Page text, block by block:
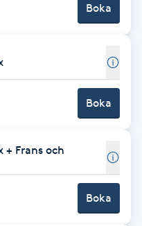
Boka
Boka
Frans och
Boka